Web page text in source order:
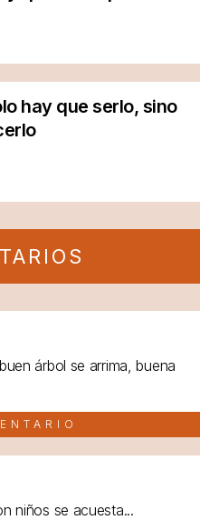
hay que serlo, sino
árbol se arrima, buena
niños se acuesta...